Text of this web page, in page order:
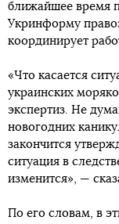
ближайшее время
Укринформу
координирует
«Что касается
украинских
экспертиз. Не
новогодних
закончится
ситуация в
изменится», —
По его словам, в